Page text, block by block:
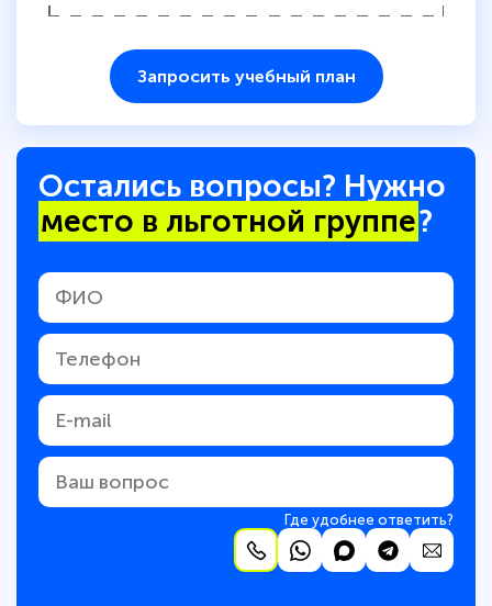
Запросить учебный план
Остались вопросы? Нужно
место в льготной группе?
Где удобнее ответить?